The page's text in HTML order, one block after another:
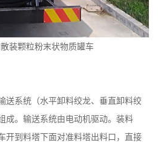
装颗粒粉末状物质罐车
送系统（水平卸料绞龙、垂直卸料绞
成。输送系统由电动机驱动。装料
开到料塔下面对准料塔出料口，直接